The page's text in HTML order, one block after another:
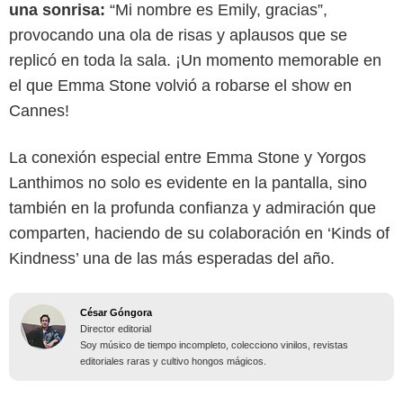
una sonrisa: “Mi nombre es Emily, gracias”,
provocando una ola de risas y aplausos que se
replicó en toda la sala. ¡Un momento memorable en
el que Emma Stone volvió a robarse el show en
Cannes!
La conexión especial entre Emma Stone y Yorgos
Lanthimos no solo es evidente en la pantalla, sino
también en la profunda confianza y admiración que
comparten, haciendo de su colaboración en ‘Kinds of
Kindness’ una de las más esperadas del año.
César Góngora
Director editorial
Soy músico de tiempo incompleto, colecciono vinilos, revistas
editoriales raras y cultivo hongos mágicos.